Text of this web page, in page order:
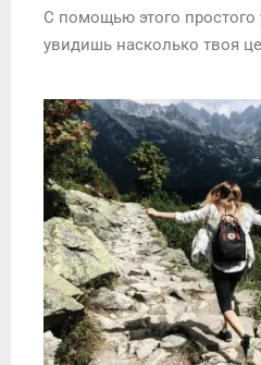
С помощью этого
увидишь насколько твоя